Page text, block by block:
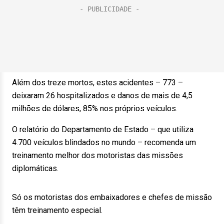
Além dos treze mortos, estes acidentes – 773 –
deixaram 26 hospitalizados e danos de mais de 4,5
milhões de dólares, 85% nos próprios veículos.
O relatório do Departamento de Estado – que utiliza
4.700 veículos blindados no mundo – recomenda um
treinamento melhor dos motoristas das missões
diplomáticas.
Só os motoristas dos embaixadores e chefes de missão
têm treinamento especial.